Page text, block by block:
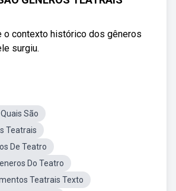
o contexto histórico dos gêneros
surgiu.
São
Teatrais
De Teatro
Do Teatro
Teatrais Texto